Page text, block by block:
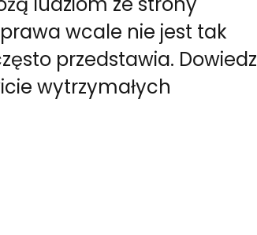
wcale nie jest tak
przedstawia. Dowiedz
wytrzymałych